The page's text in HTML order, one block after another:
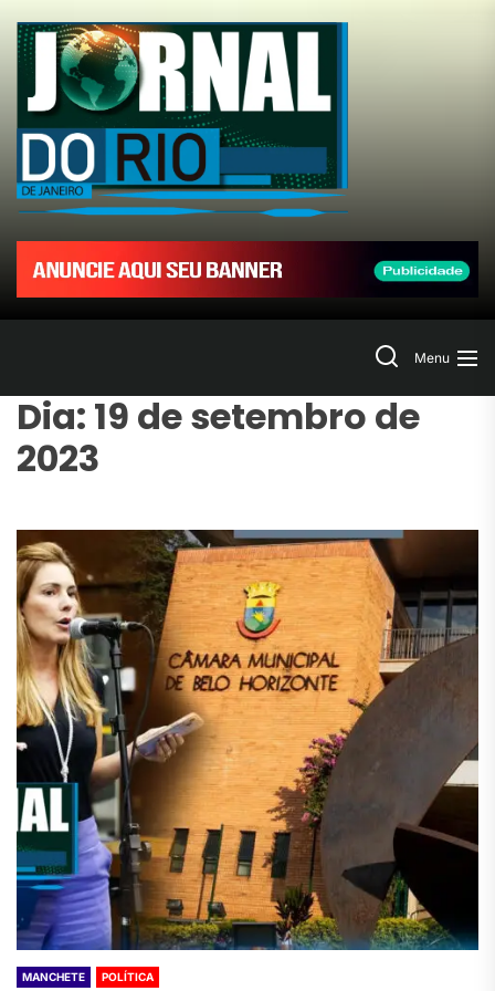
the
content
Jornal
do
Rio
de
SearchMenu
Dia: 19 de setembro de
2023
MANCHETE POLÍTICA